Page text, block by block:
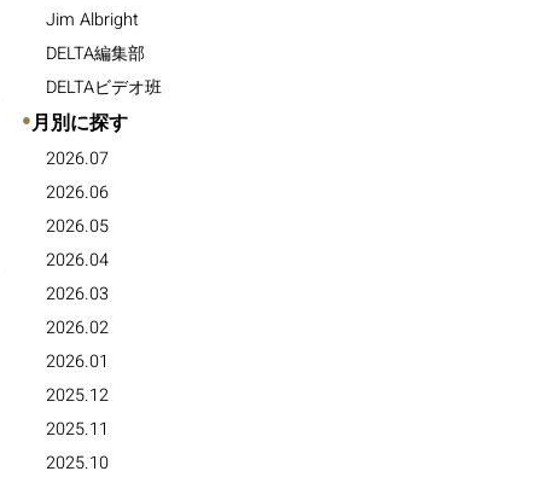
Jim Albright
DELTA編集部
DELTAビデオ班
●月別に探す
2026.07
2026.06
2026.05
2026.04
2026.03
2026.02
2026.01
2025.12
2025.11
2025.10